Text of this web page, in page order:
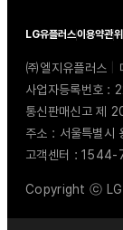
LG유플러스이용약관
㈜엘지유플러스
사업자등록번호
통신판매신고 제
주소 : 서울특별시
고객센터 :
Copyright ⓒ